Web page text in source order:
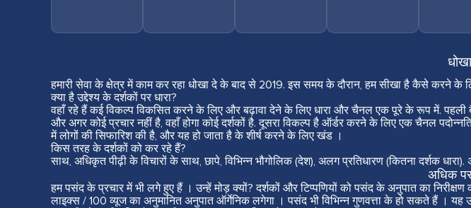
हमारी सेवा के क्षेत्र में काम कर रहा धोखा दे के बाद से 2019. इस समय के दौरान, हम सीखा है कैसे करने
क्या है उद्देश्य के दर्शकों पर धारा?
वहाँ रहे हैं कई विकल्प विकसित करने के लिए और बढ़ावा देने के लिए धारा और चैनल एक पूरे के रूप में.
और अगर कोई प्रचार नहीं है, वहाँ होगा कोई दर्शकों है. दूसरा विकल्प है ऑर्डर करने के लिए एक चैनल
में लोगों की सिफारिश की है, और यह हो जाता है के शीर्ष करने के लिए खंड ।
किस तरह के दर्शकों को कर रहे हैं?
साथ, अधिकृत पीढ़ी के विचारों के साथ, छापे, विभिन्न भौगोलिक (देश), अलग प्रतिधारण (कितना दर्शक
अधिक
हम पसंद के प्रचार में भी लगे हुए हैं । उन्हें मोड़ क्यों? दर्शकों और टिप्पणियों को पसंद के अनुपात का
लाइक्स / 100 व्यूज का अनुमानित अनुपात ऑर्गेनिक लगेगा । पसंद भी विभिन्न गुणवत्ता के हो सकते हैं । यह